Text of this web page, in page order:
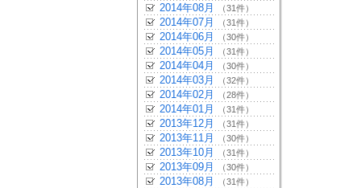
2014年08月 （31件）
2014年07月 （31件）
2014年06月 （30件）
2014年05月 （31件）
2014年04月 （30件）
2014年03月 （32件）
2014年02月 （28件）
2014年01月 （31件）
2013年12月 （31件）
2013年11月 （30件）
2013年10月 （31件）
2013年09月 （30件）
2013年08月 （31件）